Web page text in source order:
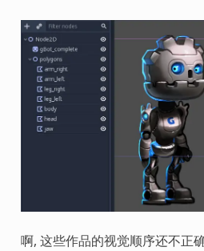
啊, 这些作品的视觉顺序还不正